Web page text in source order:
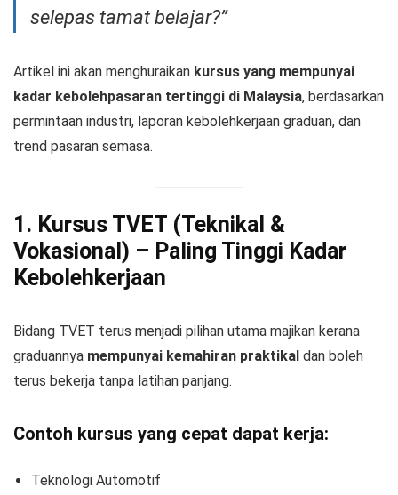
selepas tamat belajar?”
Artikel ini akan menghuraikan kursus yang mempunyai
kadar kebolehpasaran tertinggi di Malaysia, berdasarkan
permintaan industri, laporan kebolehkerjaan graduan, dan
trend pasaran semasa.
1. Kursus TVET (Teknikal &
Vokasional) – Paling Tinggi Kadar
Kebolehkerjaan
Bidang TVET terus menjadi pilihan utama majikan kerana
graduannya mempunyai kemahiran praktikal dan boleh
terus bekerja tanpa latihan panjang.
Contoh kursus yang cepat dapat kerja:
Teknologi Automotif